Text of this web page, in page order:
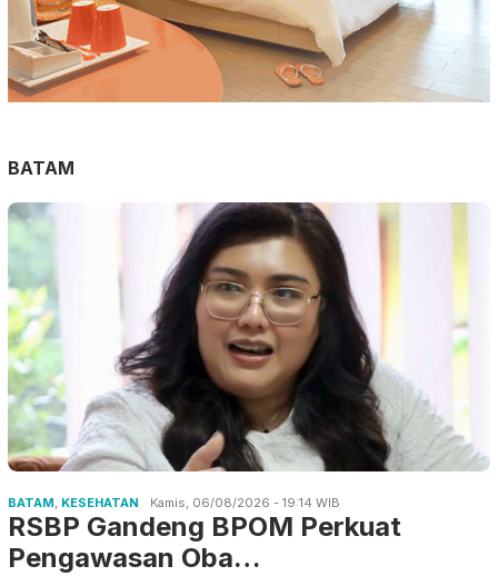
BATAM
BATAM, KESEHATAN Kamis, 06/08/2026 - 19:14 WIB
RSBP Gandeng BPOM Perkuat
Pengawasan Oba…